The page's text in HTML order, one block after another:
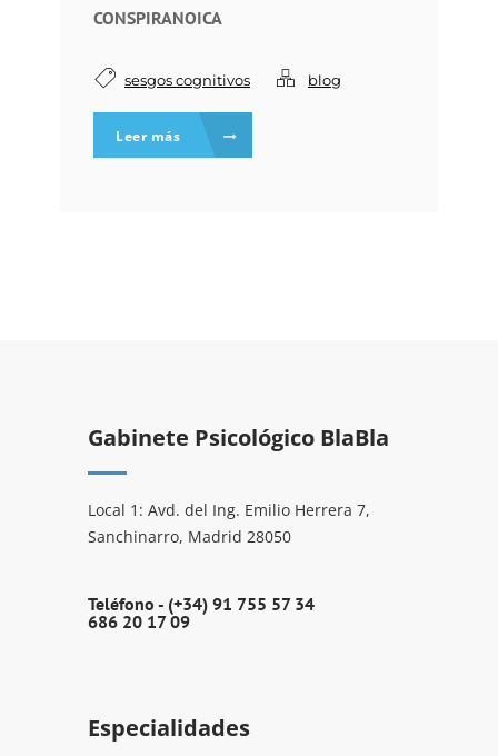
CONSPIRANOICA
sesgos cognitivos blog
Leer más
Gabinete Psicológico BlaBla
Local 1: Avd. del Ing. Emilio Herrera 7,
Sanchinarro, Madrid 28050
Teléfono - (+34) 91 755 57 34
686 20 17 09
Especialidades